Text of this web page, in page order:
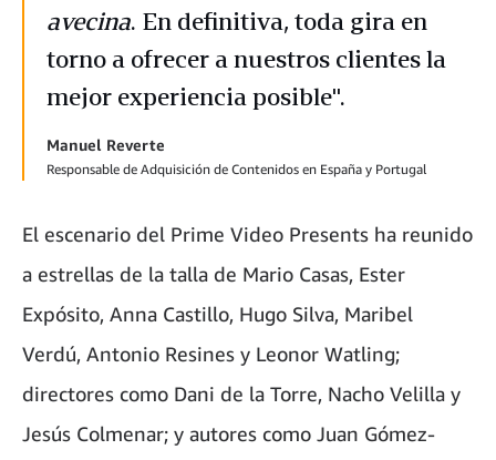
avecina. En definitiva, toda gira en
torno a ofrecer a nuestros clientes la
mejor experiencia posible".
Manuel Reverte
Responsable de Adquisición de Contenidos en España y Portugal
El escenario del Prime Video Presents ha reunido
a estrellas de la talla de Mario Casas, Ester
Expósito, Anna Castillo, Hugo Silva, Maribel
Verdú, Antonio Resines y Leonor Watling;
directores como Dani de la Torre, Nacho Velilla y
Jesús Colmenar; y autores como Juan Gómez-